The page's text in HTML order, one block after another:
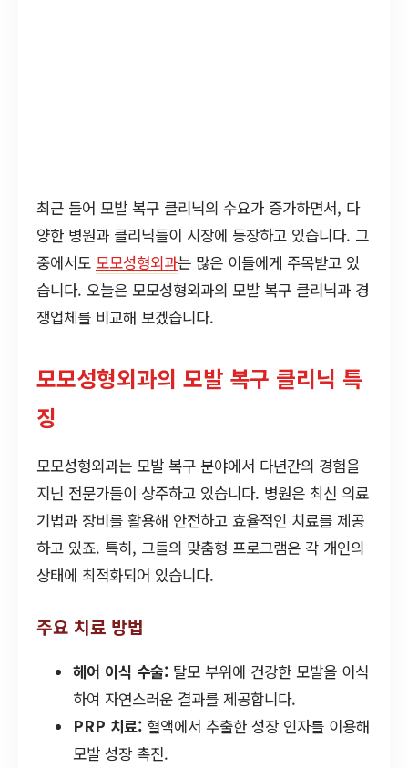
최근 들어 모발 복구 클리닉의 수요가 증가하면서, 다
양한 병원과 클리닉들이 시장에 등장하고 있습니다. 그
중에서도 모모성형외과는 많은 이들에게 주목받고 있
습니다. 오늘은 모모성형외과의 모발 복구 클리닉과 경
쟁업체를 비교해 보겠습니다.
모모성형외과의 모발 복구 클리닉 특
징
모모성형외과는 모발 복구 분야에서 다년간의 경험을
지닌 전문가들이 상주하고 있습니다. 병원은 최신 의료
기법과 장비를 활용해 안전하고 효율적인 치료를 제공
하고 있죠. 특히, 그들의 맞춤형 프로그램은 각 개인의
상태에 최적화되어 있습니다.
주요 치료 방법
헤어 이식 수술: 탈모 부위에 건강한 모발을 이식
하여 자연스러운 결과를 제공합니다.
PRP 치료: 혈액에서 추출한 성장 인자를 이용해
모발 성장 촉진.